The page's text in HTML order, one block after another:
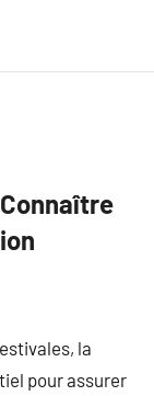
la
pour assurer